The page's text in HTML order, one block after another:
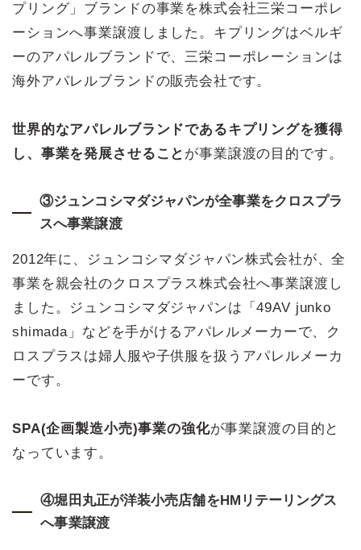
プリング」ブランドの事業を株式会社三栄コーポレ
ーションへ事業譲渡しました。キプリングはベルギ
ーのアパレルブランドで、三栄コーポレーションは
海外アパレルブランドの販売会社です。
世界的なアパレルブランドであるキプリングを獲得
し、事業を発展させること が事業譲渡の目的です。
③ジュンコシマダジャパンが全事業をクロスプラ
スへ事業譲渡
2012年に、ジュンコシマダジャパン株式会社が、全
事業を親会社のクロスプラス株式会社へ事業譲渡し
ました。ジュンコシマダジャパンは「49AV junko
shimada」などを手がけるアパレルメーカーで、ク
ロスプラスは婦人服や子供服を扱うアパレルメーカ
ーです。
SPA(企画製造小売)事業の強化が事業譲渡の目的と
なっています。
④堀田丸正が洋装小売店舗をHMリテーリングス
へ事業譲渡